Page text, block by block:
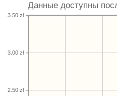
Данные доступны
2.50 zł
3.00 zł
3.50 zł